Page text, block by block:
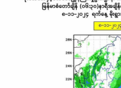
ဝင်ဘာ ၄ ရက်ည ၆ နာရီက အထူ
သိပေးခဲ့သည်။
ဆိုပါ ရာသီဥတုအခြေအနေ(၃)ရ
က်မှ ၈ ရက်အတွင်း ရန်ကုန်တိုင်း၊ န
ခူးတိုင်း၊ ဧရာဝတီတိုင်း၊ ရှမ်းပြ
ယားပြည်နယ်၊ ကရင်ပြည်နယ်နှ
နေရာအနှံ့အပြား မိုးသည်းထန်စွာ